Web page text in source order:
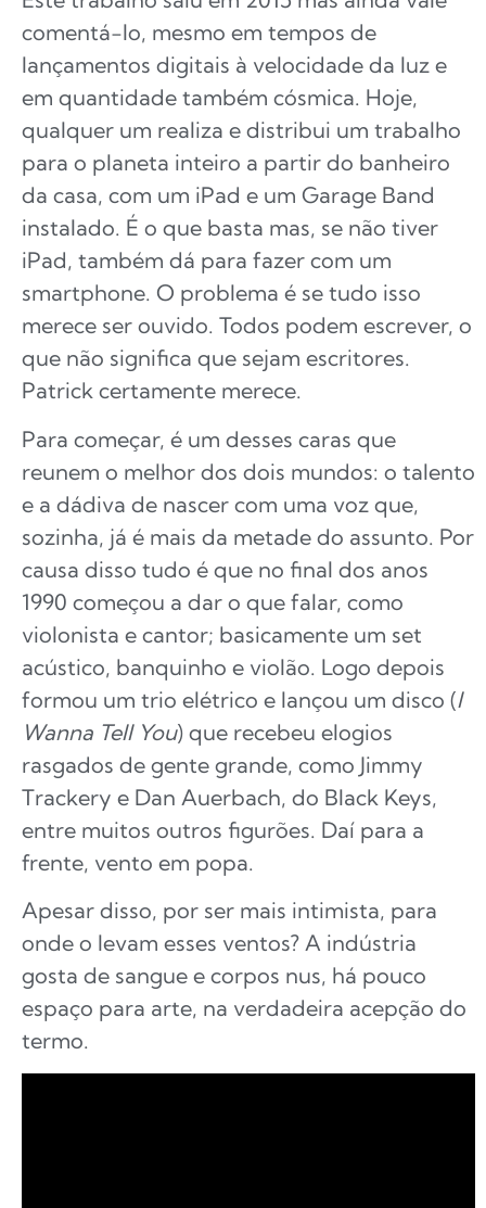
comentá-lo, mesmo em tempos de
lançamentos digitais à velocidade da luz e
em quantidade também cósmica. Hoje,
qualquer um realiza e distribui um trabalho
para o planeta inteiro a partir do banheiro
da casa, com um iPad e um Garage Band
instalado. É o que basta mas, se não tiver
iPad, também dá para fazer com um
smartphone. O problema é se tudo isso
merece ser ouvido. Todos podem escrever, o
que não significa que sejam escritores.
Patrick certamente merece.
Para começar, é um desses caras que
reunem o melhor dos dois mundos: o talento
e a dádiva de nascer com uma voz que,
sozinha, já é mais da metade do assunto. Por
causa disso tudo é que no final dos anos
1990 começou a dar o que falar, como
violonista e cantor; basicamente um set
acústico, banquinho e violão. Logo depois
formou um trio elétrico e lançou um disco (I
Wanna Tell You) que recebeu elogios
rasgados de gente grande, como Jimmy
Trackery e Dan Auerbach, do Black Keys,
entre muitos outros figurões. Daí para a
frente, vento em popa.
Apesar disso, por ser mais intimista, para
onde o levam esses ventos? A indústria
gosta de sangue e corpos nus, há pouco
espaço para arte, na verdadeira acepção do
termo.